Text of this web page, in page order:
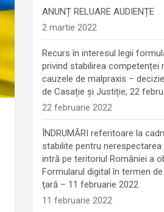
ANUNȚ RELUARE AUDIENȚE
2 martie 2022
Recurs în interesul legii
privind stabilirea competenței
cauzele de malpraxis –
de Casație și Justiție, 22
22 februarie 2022
ÎNDRUMĂRI referitoare la
stabilite pentru
intră pe teritoriul României a
Formularul digital în termen
ţară – 11 februarie 2022
11 februarie 2022